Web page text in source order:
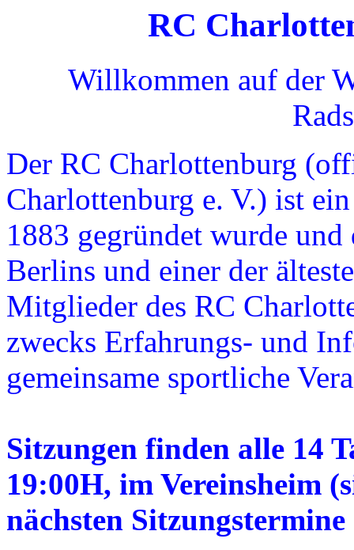
RC
Willkommen auf der
Der RC Charlottenburg
Charlottenburg e. V.) ist
1883 gegründet wurde
Berlins und einer der
Mitglieder des RC
zwecks Erfahrungs- und
gemeinsame sportliche
Sitzungen finden alle 14
19:00H, im Vereinsheim
nächsten